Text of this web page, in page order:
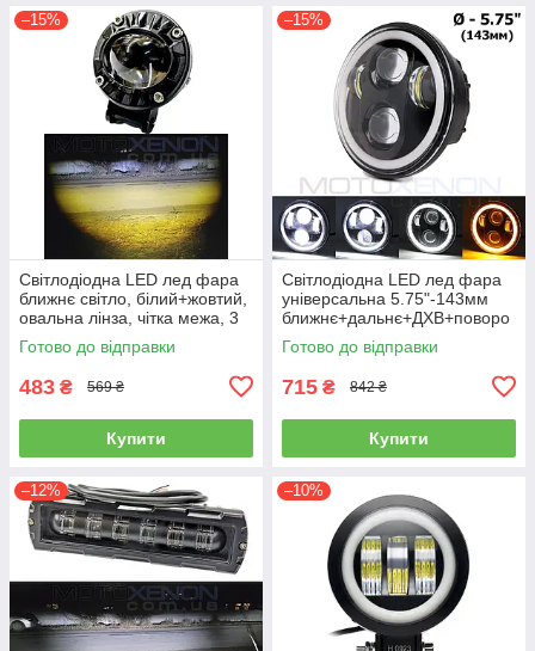
–15%
Світлодіодна LED лед фара
ближнє світло, білий+жовтий,
овальна лінза, чітка межа, 3
режими
Готово до відправки
483 ₴ 569 ₴
Купити
–15%
Світлодіодна LED лед фара
універсальна 5.75"-143мм
ближнє+дальнє+ДХВ+поворо
т на мотоцикл, ВАЗ 2106,
BMW та ін.
Готово до відправки
715 ₴ 842 ₴
Купити
–12% –10%